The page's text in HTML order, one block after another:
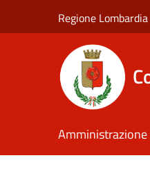
Regione Lombardia
Amministrazione